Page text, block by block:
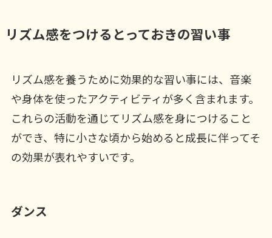
リズム感をつけるとっておきの習い事
リズム感を養うために効果的な習い事には、音楽
や身体を使ったアクティビティが多く含まれます。
これらの活動を通じてリズム感を身につけること
ができ、特に小さな頃から始めると成長に伴ってそ
の効果が表れやすいです。
ダンス